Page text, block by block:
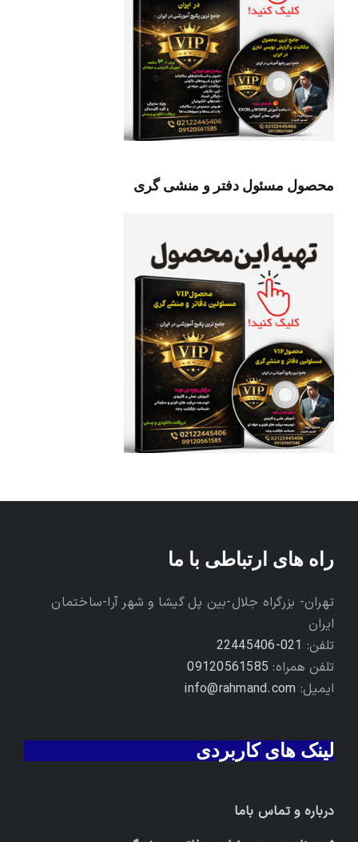
محصول مسئول دفتر و منشی گری
راه های ارتباطی با ما
تهران- بزرگراه جلال-بین پل گیشا و شهر آرا-ساختمان
ایران
تلفن: 021-22445406
تلفن همراه: 09120561585
ایمیل: info@rahmand.com
لینک های کاربردی
درباره و تماس باما